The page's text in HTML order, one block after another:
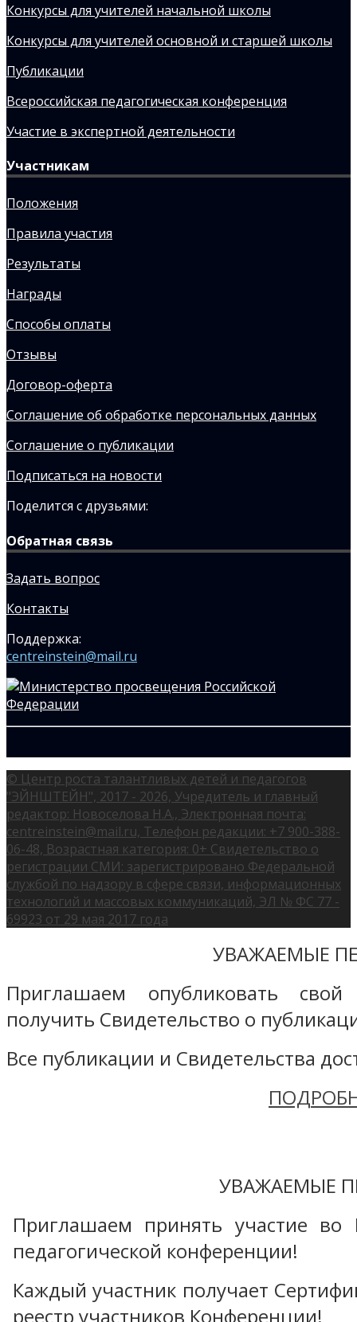
Конкурсы для учителей начальной школы
Конкурсы для учителей основной и старшей школы
Публикации
Всероссийская педагогическая конференция
Участие в экспертной деятельности
Участникам
Положения
Правила участия
Результаты
Награды
Способы оплаты
Отзывы
Договор-оферта
Соглашение об обработке персональных данных
Соглашение о публикации
Подписаться на новости
Поделится с друзьями:
Обратная связь
Задать вопрос
Контакты
Поддержка:
centreinstein@mail.ru
© Центр роста талантливых детей и педагогов
"ЭЙНШТЕЙН", 2017 - 2026, Учредитель и главный
редактор: Новоселова Н.А., Электронная почта:
centreinstein@mail.ru, Телефон редакции: +7 900-388-
06-48, Возрастная категория: 0+ Свидетельство о
регистрации СМИ: зарегистрировано Федеральной
службой по надзору в сфере связи, информационных
технологий и массовых коммуникаций, ЭЛ № ФС 77 -
69923 от 29 мая 2017 года
УВАЖАЕМЫЕ
Приглашаем опубликовать
получить Свидетельство о
Все публикации и Свидетельства
УВАЖАЕМЫЕ
Приглашаем принять участие во
педагогической конференции!
Каждый участник получает
реестр участников Конференции!